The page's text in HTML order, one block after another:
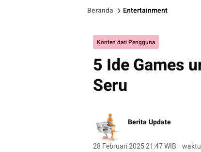
Beranda Entertainment
Konten dari Pengguna
5 Ide Games
Seru
Berita Update
28 Februari 2025 21:47 WIB ·